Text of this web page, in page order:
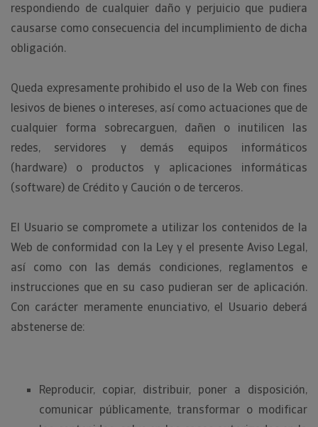
respondiendo de cualquier daño y perjuicio que pudiera
causarse como consecuencia del incumplimiento de dicha
obligación.
Queda expresamente prohibido el uso de la Web con fines
lesivos de bienes o intereses, así como actuaciones que de
cualquier forma sobrecarguen, dañen o inutilicen las
redes, servidores y demás equipos informáticos
(hardware) o productos y aplicaciones informáticas
(software) de Crédito y Caución o de terceros.
El Usuario se compromete a utilizar los contenidos de la
Web de conformidad con la Ley y el presente Aviso Legal,
así como con las demás condiciones, reglamentos e
instrucciones que en su caso pudieran ser de aplicación.
Con carácter meramente enunciativo, el Usuario deberá
abstenerse de:
Reproducir, copiar, distribuir, poner a disposición,
comunicar públicamente, transformar o modificar